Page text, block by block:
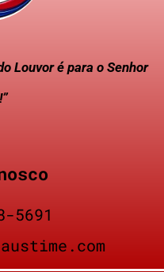
Louvor é para o Senhor
5691